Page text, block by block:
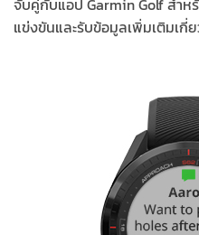
แข่งขันและรับข้อมูลเพิ่มเติมเ